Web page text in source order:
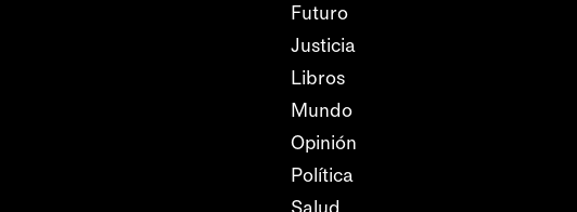
Futuro
Justicia
Libros
Mundo
Opinión
Política